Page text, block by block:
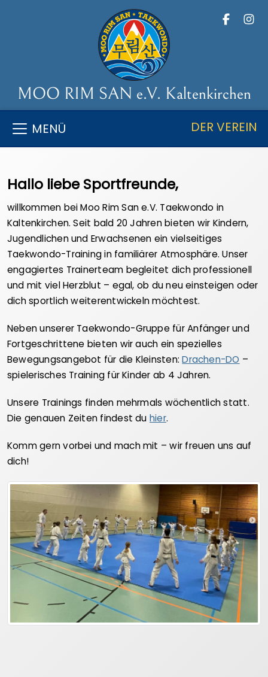
MOO RIM SAN e.V. Kaltenkirchen
MENÜ DER VEREIN
Hallo liebe Sportfreunde,
willkommen bei Moo Rim San e.V. Taekwondo in
Kaltenkirchen. Seit bald 20 Jahren bieten wir Kindern,
Jugendlichen und Erwachsenen ein vielseitiges
Taekwondo-Training in familiärer Atmosphäre. Unser
engagiertes Trainerteam begleitet dich professionell
und mit viel Herzblut – egal, ob du neu einsteigen oder
dich sportlich weiterentwickeln möchtest.
Neben unserer Taekwondo-Gruppe für Anfänger und
Fortgeschrittene bieten wir auch ein spezielles
Bewegungsangebot für die Kleinsten:Drachen-DO –
spielerisches Training für Kinder ab 4 Jahren.
Unsere Trainings finden mehrmals wöchentlich statt.
Die genauen Zeiten findest du hier.
Komm gern vorbei und mach mit – wir freuen uns auf
dich!